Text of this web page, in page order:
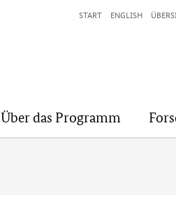
Über das Programm
START ENGLISH